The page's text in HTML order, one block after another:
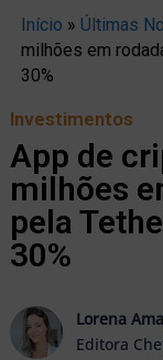
Início » Últimas
milhões em
30%
Investimentos
App de
milhões
pela
30%
Lorena
Editora